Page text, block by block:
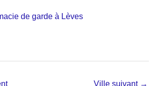
de garde à Lèves
Ville suivant →